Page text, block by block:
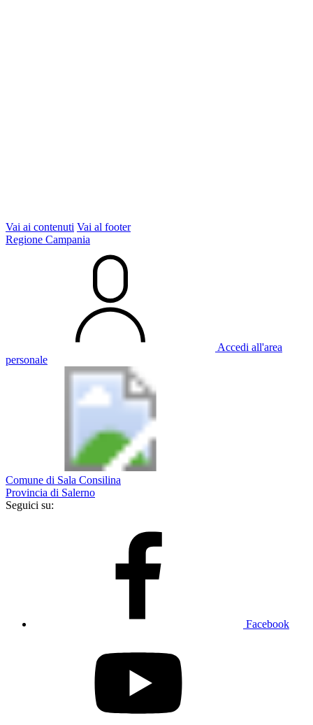
Vai ai contenuti Vai al footer
Regione Campania
Accedi all'area
personale
Comune di Sala Consilina
Provincia di Salerno
Seguici su:
Facebook